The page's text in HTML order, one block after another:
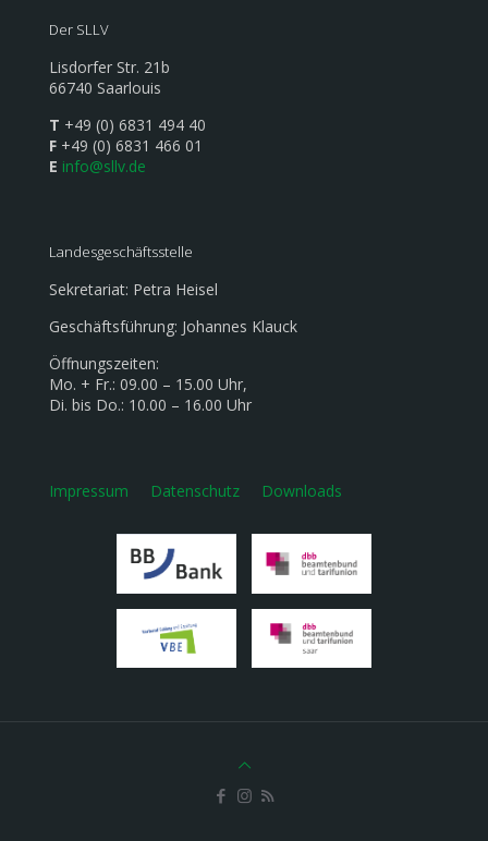
Der SLLV
Lisdorfer Str. 21b
66740 Saarlouis
T +49 (0) 6831 494 40
F +49 (0) 6831 466 01
E info@sllv.de
Landesgeschäftsstelle
Sekretariat: Petra Heisel
Geschäftsführung: Johannes Klauck
Öffnungszeiten:
Mo. + Fr.: 09.00 – 15.00 Uhr,
Di. bis Do.: 10.00 – 16.00 Uhr
Impressum Datenschutz Downloads